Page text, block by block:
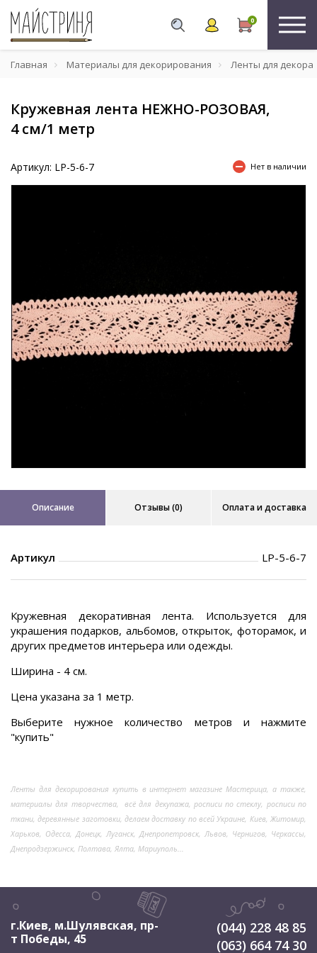
0
Главная Материалы для декорирования Ленты для декора
Кружевная лента НЕЖНО-РОЗОВАЯ,
4 см/1 метр
Артикул: LP-5-6-7 Нет в наличии
Описание Отзывы (0) Оплата и доставка
Артикул LP-5-6-7
Кружевная декоративная лента. Используется для
украшения подарков, альбомов, открыток, фоторамок, и
других предметов интерьера или одежды.
Ширина - 4 см.
Цена указана за 1 метр.
Выберите нужное количество метров и нажмите
"купить"
Ленты для декорирования купить в интернет магазине Мастерица, а также,
материалы для творчества, всё для декупажа, росписи по стеклу, росписи по
ткани, деревянные заготовки, делаем доставку по всей Украине, Киев, Житомир,
Харьков, Одесса, Донецк, Луганск, Днепропетровск, Львов, Чернигов, Черкассы,
Днепродзержинск, Полтава, Ялта, Мариуполь...
г.Киев, м.Шулявская, пр-
т Победы, 45
(044) 228 48 85
(063) 664 74 30